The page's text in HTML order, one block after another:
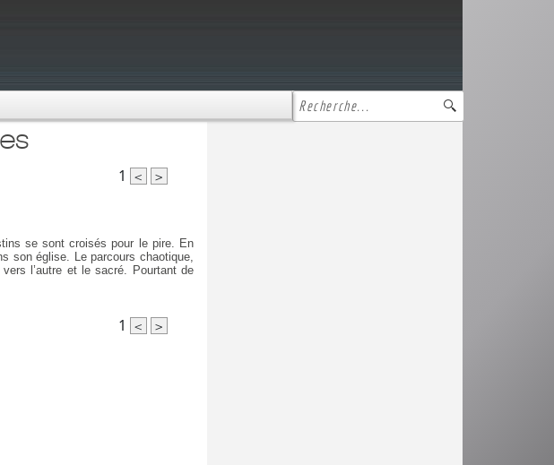
1 < >
se sont croisés pour le pire. En
son église. Le parcours chaotique,
l’autre et le sacré. Pourtant de
1 < >